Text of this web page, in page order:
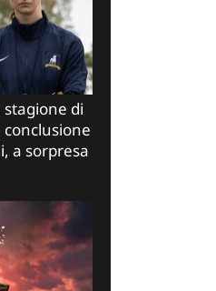
di
conclusione
a sorpresa